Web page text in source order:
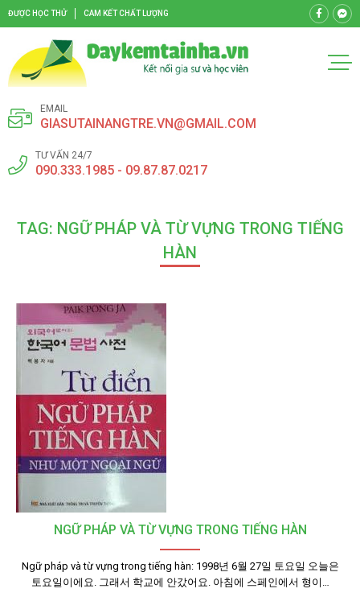
ĐƯỢC HỌC THỬ CAM KẾT CHẤT LƯỢNG
EMAIL
GIASUTAINANGTRE.VN@GMAIL.COM
TƯ VẤN 24/7
090.333.1985 - 09.87.87.0217
TAG: NGỮ PHÁP VÀ TỪ VỰNG TRONG TIẾNG
HÀN
NGỮ PHÁP VÀ TỪ VỰNG TRONG TIẾNG HÀN
Ngữ pháp và từ vựng trong tiếng hàn: 1998년 6월 27일 토요일 오늘은
토요일이에요. 그래서 학교에 안갔어요. 아침에 스페인에서 형이…